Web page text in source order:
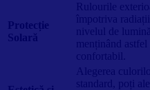
Protecție
Solară
Rulourile
împotriva
nivelul de
menținând
confortabil.
Alegerea
standard, poți